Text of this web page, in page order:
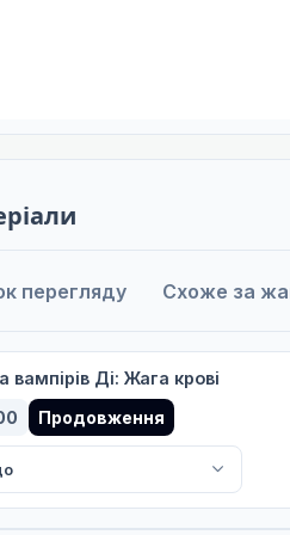
перегляду Схоже за
вампірів Ді: Жага крові
Продовження